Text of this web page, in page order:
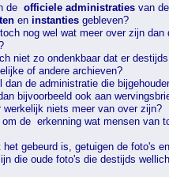
de officiele administraties van
en instanties gebleven?
nog wel wat meer over zijn
niet zo ondenkbaar dat er
of andere archieven?
dan de administratie die
bijvoorbeeld ook aan
werkelijk niets meer van over zijn?
om de erkenning wat mensen van
het gebeurd is, getuigen de foto's
die oude foto's die destijds